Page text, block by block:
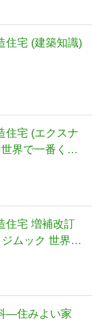
住宅 (建築知識)
住宅 (エクスナ
界で一番くわ
住宅 増補改訂
ムック 世界で
1)
―住みよい家